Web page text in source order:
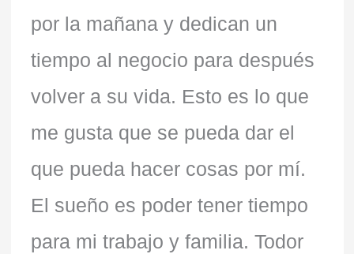
por la mañana y dedican un
tiempo al negocio para después
volver a su vida. Esto es lo que
me gusta que se pueda dar el
que pueda hacer cosas por mí.
El sueño es poder tener tiempo
para mi trabajo y familia. Todor